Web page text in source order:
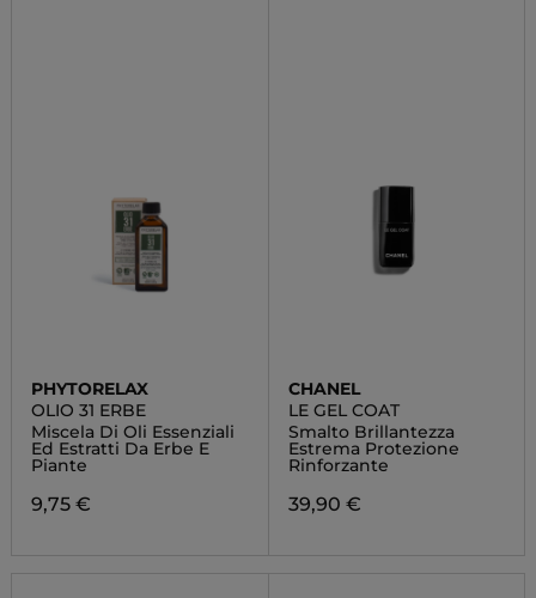
PHYTORELAX
OLIO 31 ERBE
Miscela Di Oli Essenziali
Ed Estratti Da Erbe E
Piante
9,75 €
CHANEL
LE GEL COAT
Smalto Brillantezza
Estrema Protezione
Rinforzante
39,90 €